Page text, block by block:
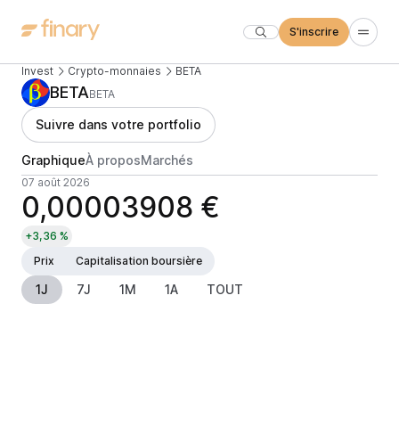
S'inscrire
Invest Crypto-monnaies BETA
BETABETA
Suivre dans votre portfolio
GraphiqueÀ proposMarchés
07 août 2026
0,00003908 €
+3,36 %
Prix
Capitalisation boursière
1J 7J 1M 1A TOUT